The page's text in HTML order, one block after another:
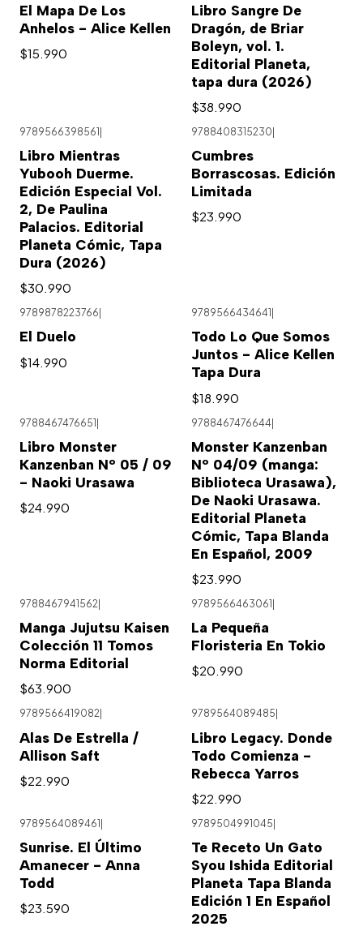
El Mapa De Los
Anhelos - Alice Kellen
$15.990
Libro Sangre De
Dragón, de Briar
Boleyn, vol. 1.
Editorial Planeta,
tapa dura (2026)
$38.990
9789566398561
Libro Mientras
Yubooh Duerme.
Edición Especial Vol.
2, De Paulina
Palacios. Editorial
Planeta Cómic, Tapa
Dura (2026)
$30.990
9788408315230
Cumbres
Borrascosas. Edición
Limitada
$23.990
9789878223766
El Duelo
$14.990
9789566434641
Todo Lo Que Somos
Juntos - Alice Kellen
Tapa Dura
$18.990
9788467476651|
Libro Monster
Kanzenban Nº 05 / 09
- Naoki Urasawa
$24.990
9788467476644|
Monster Kanzenban
Nº 04/09 (manga:
Biblioteca Urasawa),
De Naoki Urasawa.
Editorial Planeta
Cómic, Tapa Blanda
En Español, 2009
$23.990
9788467941562
Manga Jujutsu Kaisen
Colección 11 Tomos
Norma Editorial
$63.900
9789566463061
La Pequeña
Floristeria En Tokio
$20.990
9789566419082
Alas De Estrella /
Allison Saft
$22.990
9789564089485
Libro Legacy. Donde
Todo Comienza -
Rebecca Yarros
$22.990
9789564089461|
Sunrise. El Último
Amanecer - Anna
Todd
$23.590
9789504991045|
Te Receto Un Gato
Syou Ishida Editorial
Planeta Tapa Blanda
Edición 1 En Español
2025